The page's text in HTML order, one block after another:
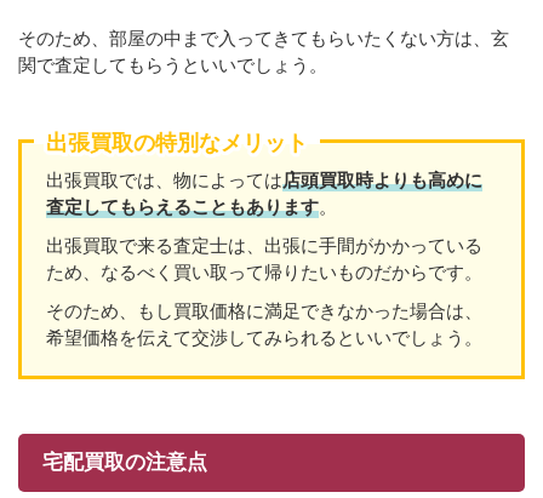
そのため、部屋の中まで入ってきてもらいたくない方は、玄
関で査定してもらうといいでしょう。
出張買取の特別なメリット
出張買取では、物によっては店頭買取時よりも高めに
査定してもらえることもあります。
出張買取で来る査定士は、出張に手間がかかっている
ため、なるべく買い取って帰りたいものだからです。
そのため、もし買取価格に満足できなかった場合は、
希望価格を伝えて交渉してみられるといいでしょう。
宅配買取の注意点